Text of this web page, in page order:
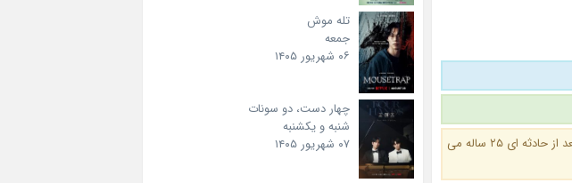
خلاصه داستان: در مورد دانش آموزی ۱۴ ساله است که ناگهان بعد از حادثه ای ۲۵ ساله می
تله موش
جمعه
۰۶ شهریور ۱۴۰۵
چهار دست، دو سونات
شنبه و یکشنبه
۰۷ شهریور ۱۴۰۵